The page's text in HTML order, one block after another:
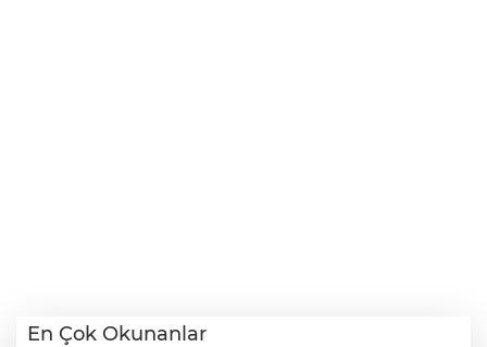
En Çok Okunanlar